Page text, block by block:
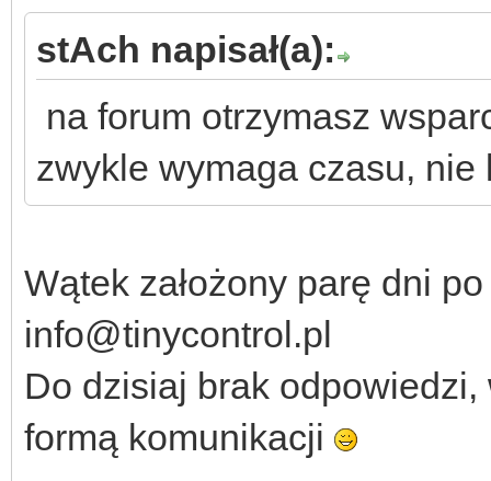
stAch napisał(a):
na forum otrzymasz
zwykle wymaga czasu,
Wątek założony parę dni
info@tinycontrol.pl
Do dzisiaj brak
formą komunikacji